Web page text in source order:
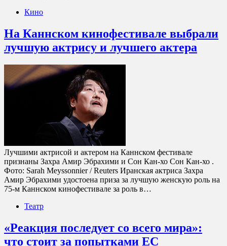
Кино
На Каннском кинофестивале выбрали
лучшую актрису и лучшего актера
Лучшими актрисой и актером на Каннском фестивале
признаны Захра Амир Эбрахими и Сон Кан-хо Сон Кан-хо .
Фото: Sarah Meyssonnier / Reuters Иранская актриса Захра
Амир Эбрахими удостоена приза за лучшую женскую роль на
75-м Каннском кинофестивале за роль в…
Театр
«Реакция последует со всего мира»:
что стоит за попытками ЕС